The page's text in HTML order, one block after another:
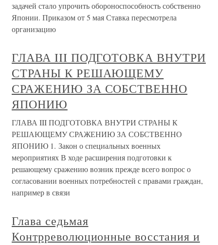
задачей стало упрочить обороноспособность собственно
Японии. Приказом от 5 мая Ставка пересмотрела
организацию
ГЛАВА III ПОДГОТОВКА ВНУТРИ
СТРАНЫ К РЕШАЮЩЕМУ
СРАЖЕНИЮ ЗА СОБСТВЕННО
ЯПОНИЮ
ГЛАВА III ПОДГОТОВКА ВНУТРИ СТРАНЫ К
РЕШАЮЩЕМУ СРАЖЕНИЮ ЗА СОБСТВЕННО
ЯПОНИЮ 1. Закон о специальных военных
мероприятиях В ходе расширения подготовки к
решающему сражению возник прежде всего вопрос о
согласовании военных потребностей с правами граждан,
например в связи
Глава седьмая
Контрреволюционные восстания и